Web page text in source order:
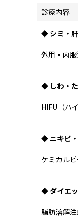
診療内容
◆ シミ・
外用・内
◆ しわ・
HIFU（ハ
◆ ニキビ
ケミカル
◆ ダイエ
脂肪溶解